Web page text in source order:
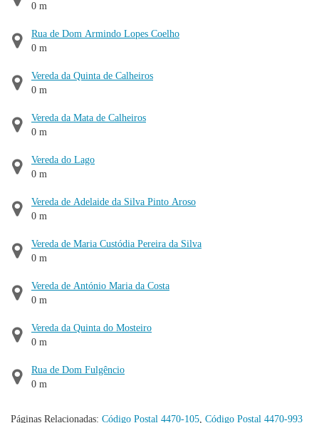
0 m
Rua de Dom Armindo Lopes Coelho
0 m
Vereda da Quinta de Calheiros
0 m
Vereda da Mata de Calheiros
0 m
Vereda do Lago
0 m
Vereda de Adelaide da Silva Pinto Aroso
0 m
Vereda de Maria Custódia Pereira da Silva
0 m
Vereda de António Maria da Costa
0 m
Vereda da Quinta do Mosteiro
0 m
Rua de Dom Fulgêncio
0 m
Páginas Relacionadas: Código Postal 4470-105, Código Postal 4470-993